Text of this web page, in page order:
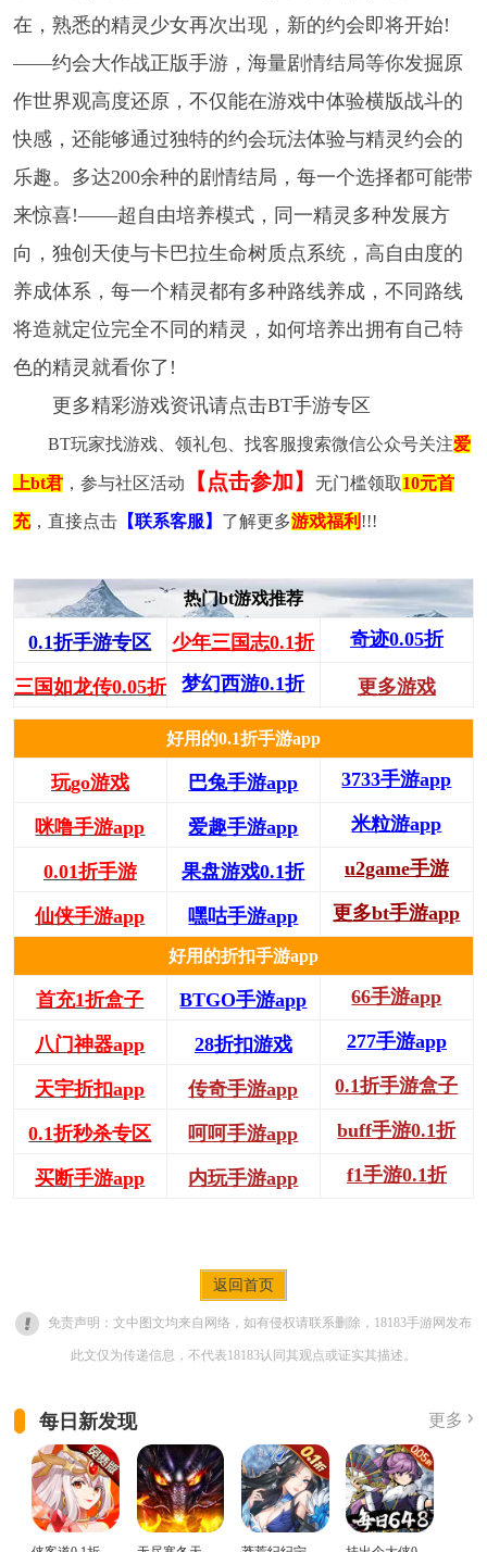
在，熟悉的精灵少女再次出现，新的约会即将开始!
——约会大作战正版手游，海量剧情结局等你发掘原
作世界观高度还原，不仅能在游戏中体验横版战斗的
快感，还能够通过独特的约会玩法体验与精灵约会的
乐趣。多达200余种的剧情结局，每一个选择都可能带
来惊喜!——超自由培养模式，同一精灵多种发展方
向，独创天使与卡巴拉生命树质点系统，高自由度的
养成体系，每一个精灵都有多种路线养成，不同路线
将造就定位完全不同的精灵，如何培养出拥有自己特
色的精灵就看你了!
更多精彩游戏资讯请点击BT手游专区
BT玩家找游戏、领礼包、找客服搜索微信公众号关注爱
上bt君，参与社区活动 【点击参加】 无门槛领取10元首
充，直接点击【联系客服】 了解更多游戏福利 !!!
热门bt游戏推荐
0.1折手游专区 少年三国志0.1折 奇迹0.05折
三国如龙传0.05折 梦幻西游0.1折 更多游戏
好用的0.1折手游app
玩go游戏 巴兔手游app 3733手游app
咪噜手游app 爱趣手游app 米粒游app
0.01折手游 果盘游戏0.1折 u2game手游
仙侠手游app 嘿咕手游app 更多bt手游app
好用的折扣手游app
首充1折盒子 BTGO手游app 66手游app
八门神器app 28折扣游戏 277手游app
天宇折扣app 传奇手游app 0.1折手游盒子
0.1折秒杀专区 呵呵手游app buff手游0.1折
买断手游app 内玩手游app f1手游0.1折
返回首页
免责声明：文中图文均来自网络，如有侵权请联系删除，18183手游网发布
此文仅为传递信息，不代表18183认同其观点或证实其描述。
每日新发现 更多